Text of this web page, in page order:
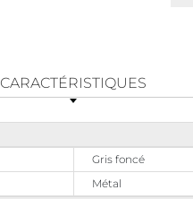
CARACTÉRISTIQUES
Gris foncé
Métal